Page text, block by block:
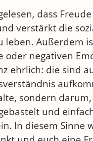
dass
verstärkt die
leben. Außerdem
oder negativen
ehrlich: die sind
sondern
und
In diesem